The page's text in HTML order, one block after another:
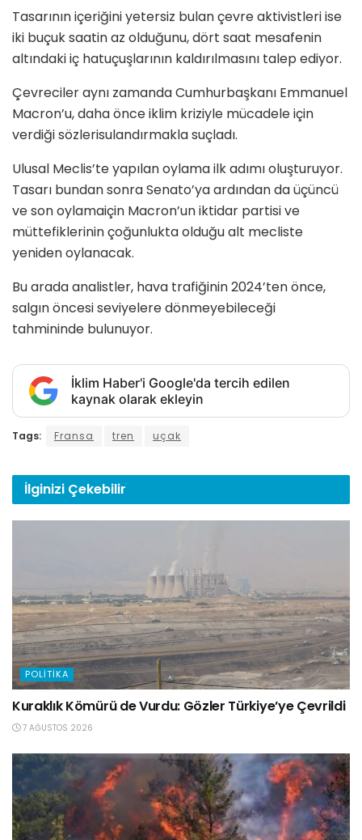
Tasarının içeriğini yetersiz bulan çevre aktivistleri ise
iki buçuk saatin az olduğunu, dört saat mesafenin
altındaki iç hatuçuşlarının kaldırılmasını talep ediyor.
Çevreciler aynı zamanda Cumhurbaşkanı Emmanuel
Macron’u, daha önce iklim kriziyle mücadele için
verdiği sözlerisulandırmakla suçladı.
Ulusal Meclis’te yapılan oylama ilk adımı oluşturuyor.
Tasarı bundan sonra Senato’ya ardından da üçüncü
ve son oylamaiçin Macron’un iktidar partisi ve
müttefiklerinin çoğunlukta olduğu alt mecliste
yeniden oylanacak.
Bu arada analistler, hava trafiğinin 2024’ten önce,
salgın öncesi seviyelere dönmeyebileceği
tahmininde bulunuyor.
İklim Haber'i Google'da tercih edilen
kaynak olarak ekleyin
Tags: Fransa tren uçak
İlginizi Çekebilir
POLITIKA
Kuraklık Kömürü de Vurdu: Gözler Türkiye’ye Çevrildi
7 AĞUSTOS 2026